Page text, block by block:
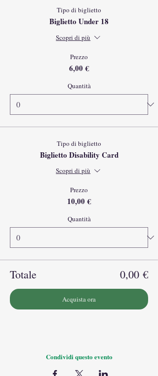
Tipo di biglietto
Biglietto Under 18
Scopri di più
Prezzo
6,00 €
Quantità
Tipo di biglietto
Biglietto Disability Card
Scopri di più
Prezzo
10,00 €
Quantità
Totale 0,00 €
Acquista ora
Condividi questo evento